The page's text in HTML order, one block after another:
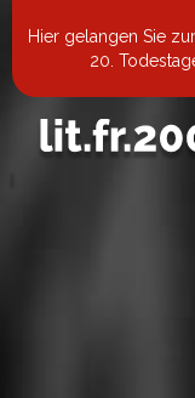
Hier gelangen Sie
20.